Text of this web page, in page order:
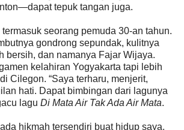
tepuk tangan juga.
seorang pemuda 30-an tahun.
gondrong sepundak, kulitnya
bersih, dan namanya Fajar Wijaya.
kelahiran Yogyakarta tapi lebih
Cilegon. “Saya terharu, menjerit,
hati. Dapat bimbingan dari lagunya
lagu Di Mata Air Tak Ada Air Mata.
hikmah tersendiri buat hidup saya.